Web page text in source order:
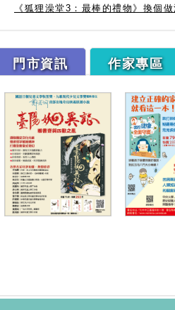
《狐狸澡堂3：最棒的禮物》換個
門市資訊 作家專區